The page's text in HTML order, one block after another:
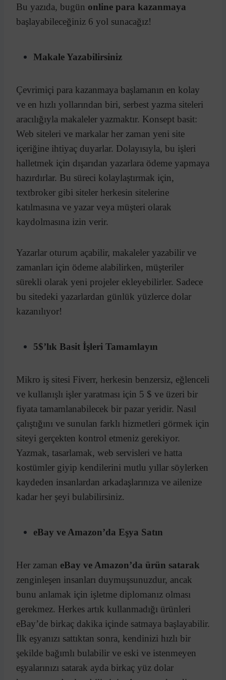
Bu yazıda, bugün online para kazanmaya
başlayabileceğiniz 6 yol sunacağız!
Makale Yazabilirsiniz
Çevrimiçi para kazanmaya başlamanın en kolay
ve en hızlı yollarından biri, serbest yazma siteleri
aracılığıyla makaleler yazmaktır. Konsept basit:
Web siteleri ve markalar her zaman yeni site
içeriğine ihtiyaç duyarlar. Dolayısıyla, bu işleri
halletmek için dışarıdan yazarlara ödeme yapmaya
hazırdırlar. Bu süreci kolaylaştırmak için,
textbroker gibi siteler herkesin sitelerine
katılmasına ve yazar veya müşteri olarak
kaydolmasına izin verir.
Yazarlar oturum açabilir, makaleler yazabilir ve
zamanları için ödeme alabilirken, müşteriler
sürekli olarak yeni projeler ekleyebilirler. Sadece
bu sitedeki yazarlardan günlük yüzlerce dolar
kazanılıyor!
5$’lık Basit İşleri Tamamlayın
Mikro iş sitesi Fiverr, herkesin benzersiz, eğlenceli
ve kullanışlı işler yaratması için 5 $ ve üzeri bir
fiyata tamamlanabilecek bir pazar yeridir. Nasıl
çalıştığını ve sunulan farklı hizmetleri görmek için
siteyi gerçekten kontrol etmeniz gerekiyor.
Yazmak, tasarlamak, web servisleri ve hatta
kostümler giyip kendilerini mutlu yıllar söylerken
kaydeden insanlardan arkadaşlarınıza ve ailenize
kadar her şeyi bulabilirsiniz.
eBay ve Amazon’da Eşya Satın
Her zaman eBay ve Amazon’da ürün satarak
zenginleşen insanları duymuşsunuzdur, ancak
bunu anlamak için işletme diplomanız olması
gerekmez. Herkes artık kullanmadığı ürünleri
eBay’de birkaç dakika içinde satmaya başlayabilir.
İlk eşyanızı sattıktan sonra, kendinizi hızlı bir
şekilde bağımlı bulabilir ve eski ve istenmeyen
eşyalarınızı satarak ayda birkaç yüz dolar